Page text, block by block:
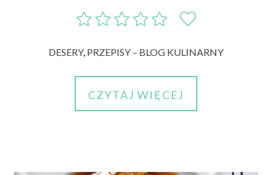
DESERY, PRZEPISY – BLOG KULINARNY
CZYTAJ WIĘCEJ